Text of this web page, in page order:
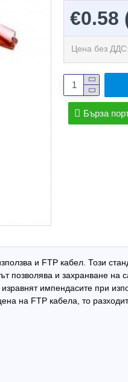
€0.58
Цена без
Бърза
и FTP кабел. Този
позволява и захранване на
изравнят импендасите при
на FTP кабела, то